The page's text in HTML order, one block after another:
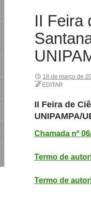
II Feira
18 de março de
EDITAR
II Feira de
UNIPAMPA/
Chamada nº
Termo de
Termo de